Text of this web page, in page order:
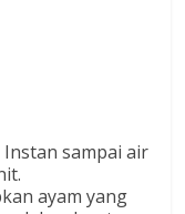
sampai air
ayam yang